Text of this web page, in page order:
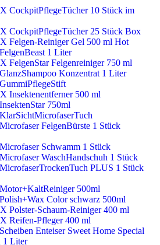
CockpitPflegeTücher 10 Stück im
CockpitPflegeTücher 25 Stück Box
Felgen-Reiniger Gel 500 ml Hot
1 Liter
FelgenStar Felgenreiniger 750 ml
Konzentrat 1 Liter
Insektenentferner 500 ml
750ml
FelgenBürste 1 Stück
Schwamm 1 Stück
WaschHandschuh 1 Stück
PLUS 1 Stück
500ml
Color schwarz 500ml
Polster-Schaum-Reiniger 400 ml
Reifen-Pfleger 400 ml
Enteiser Sweet Home Special
1 Liter